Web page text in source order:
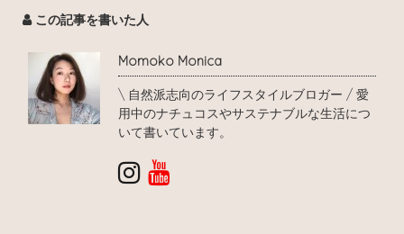
この記事を書いた人
Momoko Monica
\ 自然派志向のライフスタイルブロガー / 愛
用中のナチュコスやサステナブルな生活につ
いて書いています。